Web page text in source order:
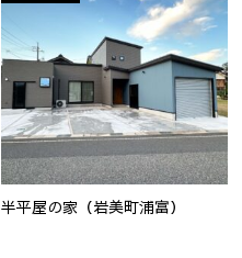
半平屋の家（岩美町浦富）